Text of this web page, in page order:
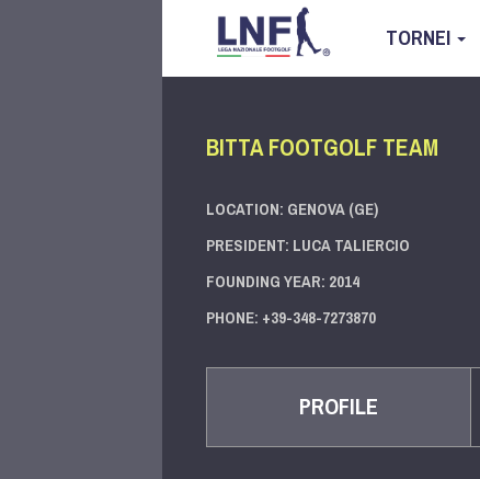
TORNEI
BITTA FOOTGOLF TEAM
LOCATION: GENOVA (GE)
PRESIDENT: LUCA TALIERCIO
FOUNDING YEAR: 2014
PHONE: +39-348-7273870
PROFILE